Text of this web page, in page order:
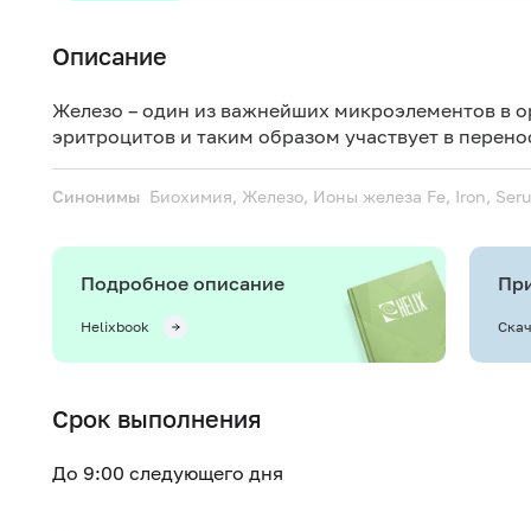
Описание
Железо – один из важнейших микроэлементов в
эритроцитов и таким образом участвует в
Синонимы Биохимия, Железо, Ионы железа Fe, Iron,
Подробное описание
Helixbook
Срок выполнения
До 9:00 следующего дня